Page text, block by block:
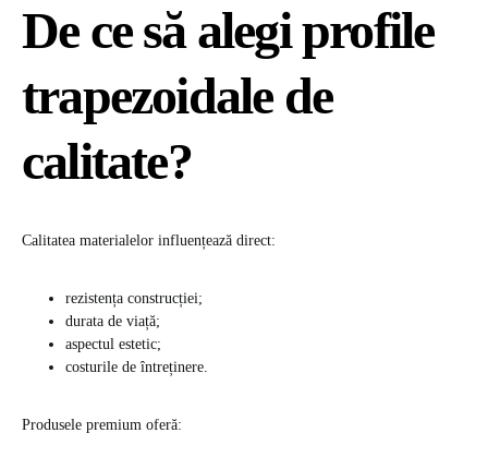
De ce să alegi profile
trapezoidale de
calitate?
Calitatea materialelor influențează direct:
rezistența construcției;
durata de viață;
aspectul estetic;
costurile de întreținere.
Produsele premium oferă: